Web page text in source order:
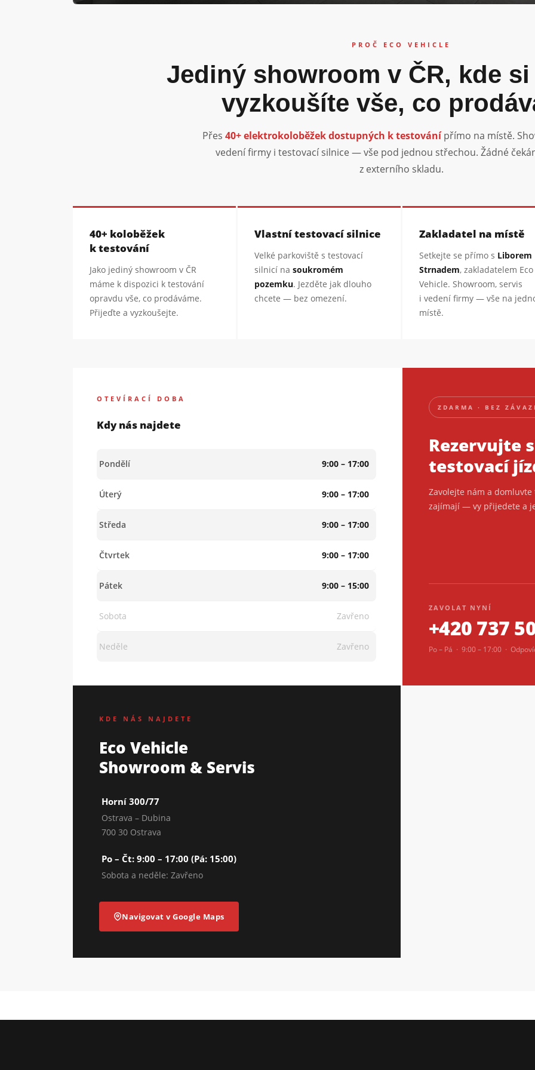
PROČ ECO VEHICLE
Jediný showroom v ČR, kde
vyzkoušíte vše, co
Přes 40+ elektrokoloběžek dostupných k testovánípřímo na místě.
vedení firmy i testovací silnice — vše pod jednou střechou. Žádné
z externího skladu.
40+ koloběžek
k testování
Jako jediný showroom v ČR
máme k dispozici k testování
opravdu vše, co prodáváme.
Přijeďte a vyzkoušejte.
Vlastní testovací silnice
Velké parkoviště s testovací
silnicí na soukromém
pozemku. Jezděte jak dlouho
chcete — bez omezení.
Zakladatel na místě
Setkejte se přímo s Liborem
Strnadem, zakladatelem Eco
Vehicle. Showroom, servis
i vedení firmy — vše na
místě.
OTEVÍRACÍ DOBA
Kdy nás najdete
Pondělí 9:00 – 17:00
Úterý 9:00 – 17:00
Středa 9:00 – 17:00
Čtvrtek 9:00 – 17:00
Pátek 9:00 – 15:00
Sobota Zavřeno
Neděle Zavřeno
ZDARMA · BEZ
Rezervujte
testovací
Zavolejte nám a
zajímají — vy přijedete a
ZAVOLAT NYNÍ
+420 737
Po – Pá · 9:00 – 17:00 ·
KDE NÁS NAJDETE
Eco Vehicle
Showroom & Servis
Horní 300/77
Ostrava – Dubina
700 30 Ostrava
Po – Čt: 9:00 – 17:00 (Pá: 15:00)
Sobota a neděle: Zavřeno
Navigovat v Google Maps